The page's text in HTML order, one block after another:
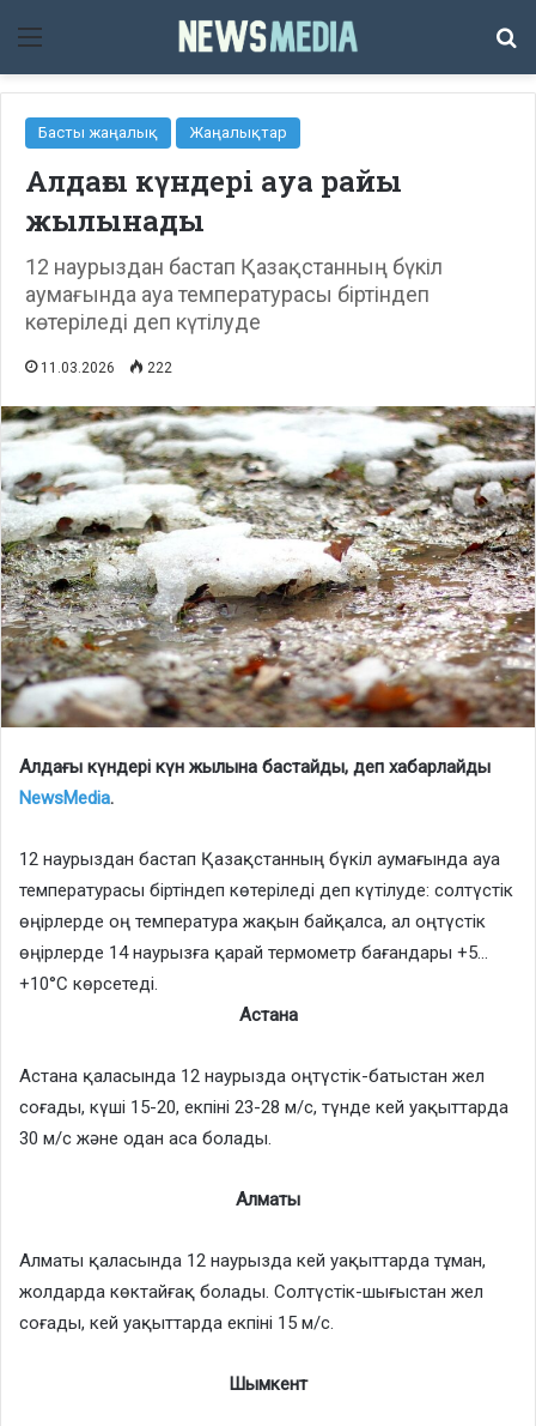
Мәзір
Басты жаңалық Жаңалықтар
Алдағы күндері ауа райы
жылынады
12 наурыздан бастап Қазақстанның бүкіл
аумағында ауа температурасы біртіндеп
көтеріледі деп күтілуде
11.03.2026 222
Алдағы күндері күн жылына бастайды, деп хабарлайды
NewsMedia.
12 наурыздан бастап Қазақстанның бүкіл аумағында ауа
температурасы біртіндеп көтеріледі деп күтілуде: солтүстік
өңірлерде оң температура жақын байқалса, ал оңтүстік
өңірлерде 14 наурызға қарай термометр бағандары +5…
+10°С көрсетеді.
Астана
Астана қаласында 12 наурызда оңтүстік-батыстан жел
соғады, күші 15-20, екпіні 23-28 м/с, түнде кей уақыттарда
30 м/с және одан аса болады.
Алматы
Алматы қаласында 12 наурызда кей уақыттарда тұман,
жолдарда көктайғақ болады. Солтүстік-шығыстан жел
соғады, кей уақыттарда екпіні 15 м/с.
Шымкент